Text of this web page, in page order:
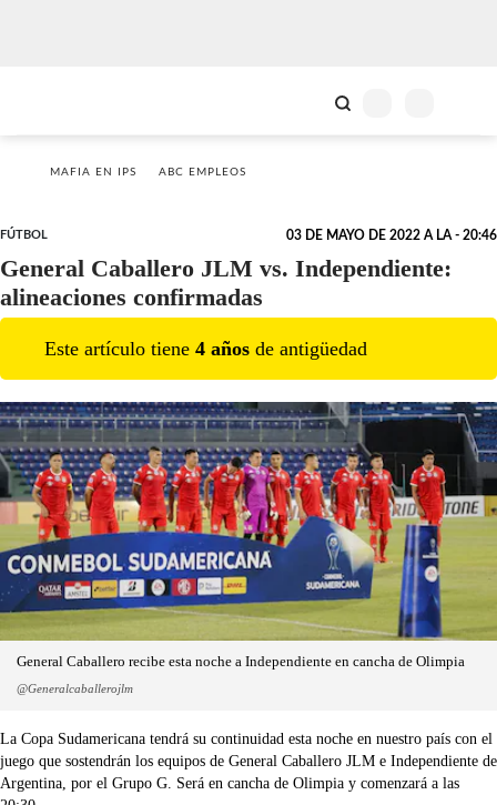
MAFIA EN IPS ABC EMPLEOS
FÚTBOL 03 DE MAYO DE 2022 A LA - 20:46
General Caballero JLM vs. Independiente:
alineaciones confirmadas
Este artículo tiene 4 años de antigüedad
General Caballero recibe esta noche a Independiente en cancha de Olimpia
@Generalcaballerojlm
La Copa Sudamericana tendrá su continuidad esta noche en nuestro país con el
juego que sostendrán los equipos de General Caballero JLM e Independiente de
Argentina, por el Grupo G. Será en cancha de Olimpia y comenzará a las